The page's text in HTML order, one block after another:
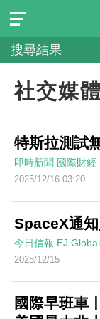
搜尋結果
社交媒
特斯拉測試
即時新聞 國際財經
2025/12/16 03:20
SpaceX通
今日信報 EJ Global
2025/12/15
國際早班車